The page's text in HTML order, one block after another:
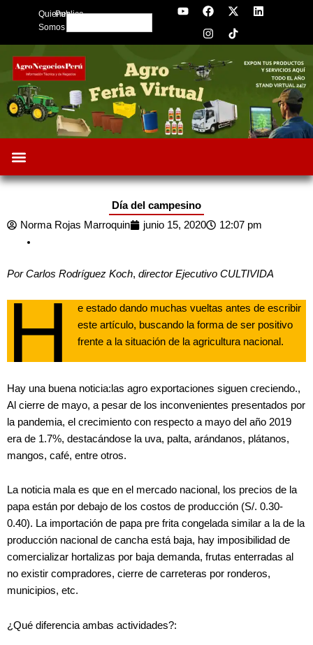
Quienes
Somos
Publica
Search
Y
o
b
e
F
a
c
e
o
o
k
X
-
t
w
t
L
i
d
n
I
n
s
t
g
r
a
Día del campesino
Norma Rojas Marroquin
junio 15, 2020 12:07 pm
Por Carlos Rodríguez Koch, director Ejecutivo CULTIVIDA
H
e estado dando muchas vueltas antes de escribir
este artículo, buscando la forma de ser positivo
frente a la situación de la agricultura nacional.
Hay una buena noticia:las agro exportaciones siguen creciendo.,
Al cierre de mayo, a pesar de los inconvenientes presentados por
la pandemia, el crecimiento con respecto a mayo del año 2019
era de 1.7%, destacándose la uva, palta, arándanos, plátanos,
mangos, café, entre otros.
La noticia mala es que en el mercado nacional, los precios de la
papa están por debajo de los costos de producción (S/. 0.30-
0.40). La importación de papa pre frita congelada similar a la de la
producción nacional de cancha está baja, hay imposibilidad de
comercializar hortalizas por baja demanda, frutas enterradas al
no existir compradores, cierre de carreteras por ronderos,
municipios, etc.
¿Qué diferencia ambas actividades?: